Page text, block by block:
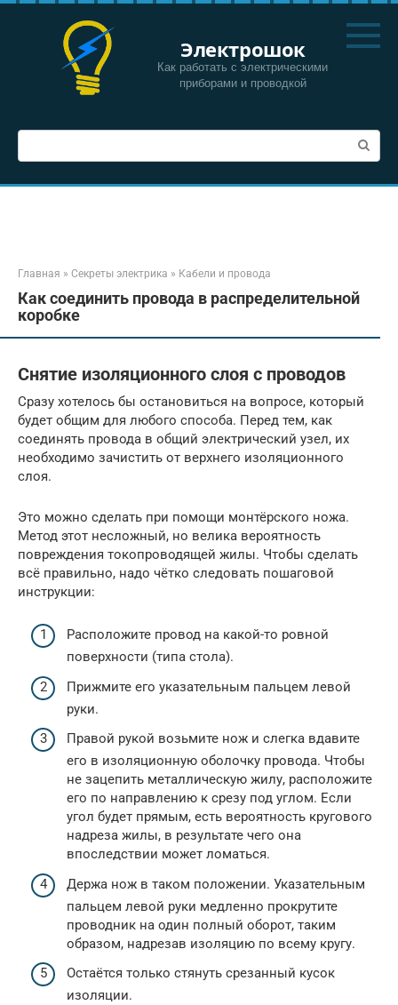
Перейти
Электрошок
Как работать с электрическими
приборами и проводкой
Поиск:
Главная » Секреты электрика » Кабели и провода
Как соединить провода в распределительной
коробке
Снятие изоляционного слоя с проводов
Сразу хотелось бы остановиться на вопросе, который
будет общим для любого способа. Перед тем, как
соединять провода в общий электрический узел, их
необходимо зачистить от верхнего изоляционного
слоя.
Это можно сделать при помощи монтёрского ножа.
Метод этот несложный, но велика вероятность
повреждения токопроводящей жилы. Чтобы сделать
всё правильно, надо чётко следовать пошаговой
инструкции:
Расположите провод на какой-то ровной
поверхности (типа стола).
Прижмите его указательным пальцем левой
руки.
Правой рукой возьмите нож и слегка вдавите
его в изоляционную оболочку провода. Чтобы
не зацепить металлическую жилу, расположите
его по направлению к срезу под углом. Если
угол будет прямым, есть вероятность кругового
надреза жилы, в результате чего она
впоследствии может ломаться.
Держа нож в таком положении. Указательным
пальцем левой руки медленно прокрутите
проводник на один полный оборот, таким
образом, надрезав изоляцию по всему кругу.
Остаётся только стянуть срезанный кусок
изоляции.